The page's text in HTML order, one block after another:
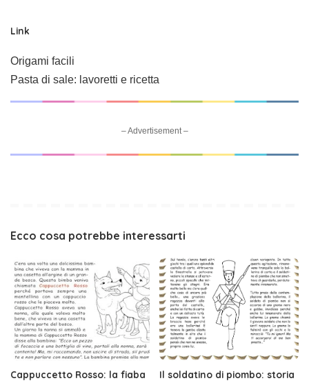
Link
Origami facili
Pasta di sale: lavoretti e ricetta
– Advertisement –
Ecco cosa potrebbe interessarti
Cappuccetto Rosso: la fiaba
Il soldatino di piombo: storia